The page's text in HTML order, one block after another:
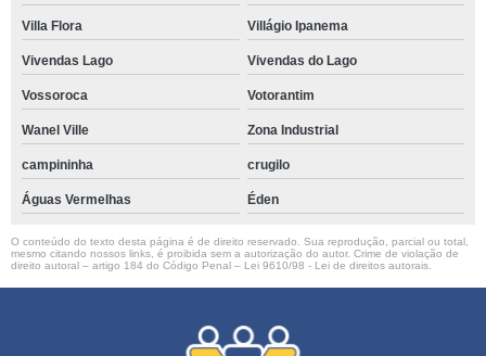
Villa Flora Villágio Ipanema
Vivendas Lago Vivendas do Lago
Vossoroca Votorantim
Wanel Ville Zona Industrial
campininha crugilo
Águas Vermelhas Éden
O conteúdo do texto desta página é de direito reservado. Sua reprodução, parcial ou total,
mesmo citando nossos links, é proibida sem a autorização do autor. Crime de violação de
direito autoral – artigo 184 do Código Penal – Lei 9610/98 - Lei de direitos autorais